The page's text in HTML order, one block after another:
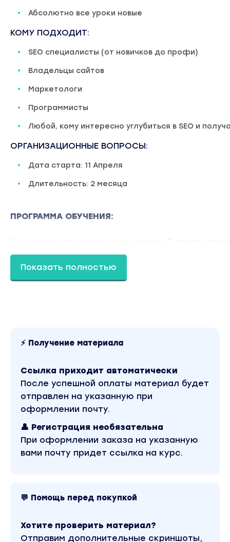
Абсолютно все уроки новые
КОМУ ПОДХОДИТ:
SEO специалисты (от новичков до профи)
Владельцы сайтов
Маркетологи
Программисты
Любой, кому интересно углубиться в SEO и
ОРГАНИЗАЦИОННЫЕ ВОПРОСЫ:
Дата старта: 11 Апреля
Длительность: 2 месяца
ПРОГРАММА ОБУЧЕНИЯ:
спроектирован так, что мы имеем максимум
техпроцесс значительно превосходит тот,
курсах в направлениях: скорость внедрения и
— теоретическая часть
— ключевые нововведения 2022
МОДУЛЬ 1:
— Конкурентная разведка
Как быстро и дешево получать ценнейшие
новые фишки и решения.
— Техническая часть
Оцениваем саму тематику и какую стратегию
МОДУЛЬ 2:
Показать полностью
⚡ Получение материала
Ссылка приходит автоматически
После успешной оплаты материал будет
отправлен на указанную при
оформлении почту.
👤 Регистрация необязательна
При оформлении заказа на указанную
вами почту придет ссылка на курс.
💬 Помощь перед покупкой
Хотите проверить материал?
Отправим дополнительные скриншоты,